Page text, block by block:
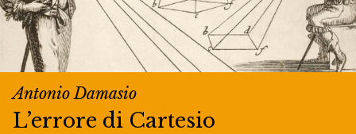
Antonio Damasio
L’errore di Cartesio